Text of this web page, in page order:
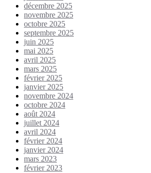
décembre 2025
novembre 2025
octobre 2025
septembre 2025
juin 2025
mai 2025
avril 2025
mars 2025
février 2025
janvier 2025
novembre 2024
octobre 2024
août 2024
juillet 2024
avril 2024
février 2024
janvier 2024
mars 2023
février 2023